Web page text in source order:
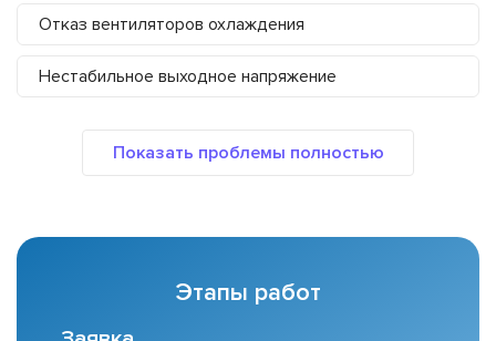
Отказ вентиляторов охлаждения
Нестабильное выходное напряжение
Этапы работ